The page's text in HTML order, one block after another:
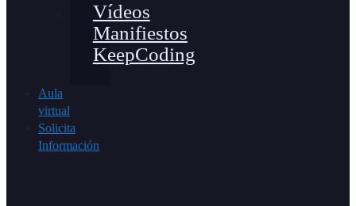
Vídeos
Manifiestos
KeepCoding
Aula
virtual
Solicita
Información